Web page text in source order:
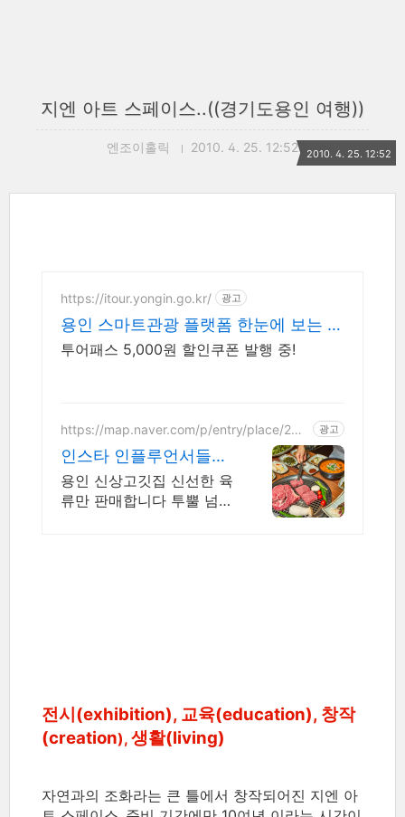
지엔 아트 스페이스..((경기도용인 여행))
엔조이홀릭 2010. 4. 25. 12:52 2010. 4. 25. 12:52
https://itour.yongin.go.kr/ 광고
용인 스마트관광 플랫폼 한눈에 보는 용
인,
투어패스 5,000원 할인쿠폰 발행 중!
https://map.naver.com/p/entry/place/200
광고
인스타 인플루언서들의
성지! 최고급 한우와 숯
불구이
용인 신상고깃집 신선한 육
류만 판매합니다 투뿔 넘버
전시(exhibition), 교육(education), 창작
(creation), 생활(living)
자연과의 조화라는 큰 틀에서 창작되어진 지엔 아